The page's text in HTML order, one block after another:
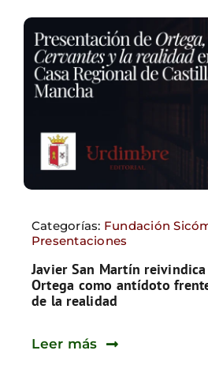
Categorías: Fundación
Presentaciones
Javier San Martín
Ortega como antídoto
de la realidad
Leer más